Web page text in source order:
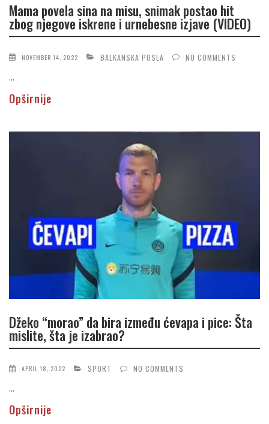
Mama povela sina na misu, snimak postao hit
zbog njegove iskrene i urnebesne izjave (VIDEO)
NOVEMBER 14, 2022 BALKANSKA POSLA NO COMMENTS
...
Opširnije
Džeko “morao” da bira između ćevapa i pice: Šta
mislite, šta je izabrao?
APRIL 18, 2022 SPORT NO COMMENTS
...
Opširnije